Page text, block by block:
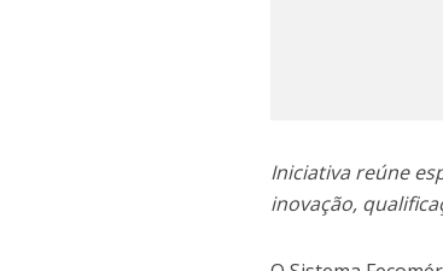
Iniciativa reúne
inovação,